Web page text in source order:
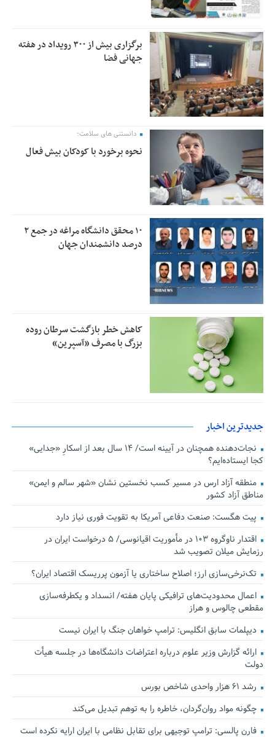
برگزاری بیش از ۳۰۰ رویداد در هفته
جهانی فضا
دانستنی های سلامت؛
نحوه برخورد با کودکان بیش فعال
۱۰ محقق دانشگاه مراغه در جمع ۲
درصد دانشمندان جهان
کاهش خطر بازگشت سرطان روده
بزرگ با مصرف «آسپرین»
جدیدترین اخبار
نجات‌دهنده‌ همچنان در آیینه است/ ۱۴ سال بعد از اسکارِ «جدایی»
کجا ایستاده‌ایم؟
منطقه آزاد ارس در مسیر کسب نخستین نشان «شهر سالم و ایمن»
مناطق آزاد کشور
پیت هگست: صنعت دفاعی آمریکا به تقویت فوری نیاز دارد
اقتدار ناوگروه ۱۰۳ در مأموریت‌ اقیانوسی/ ۵ درخواست ایران در
رزمایش میلان تصویب شد
تک‌نرخی‌سازی ارز؛ اصلاح ساختاری یا آزمون پرریسک اقتصاد ایران؟
اعمال محدودیت‌های ترافیکی پایان هفته/ انسداد و یکطرفه‌سازی
مقطعی چالوس و هراز
دیپلمات سابق انگلیس:‌ ترامپ خواهان جنگ با ایران نیست
ارائه گزارش وزیر علوم درباره اعتراضات دانشگاه‌ها در جلسه هیأت
دولت
رشد ۶۱ هزار واحدی شاخص بورس
چگونه مواد روان‌گردان، خاطره را به توهم تبدیل می‌کند
فارن پالسی: ترامپ توجیهی برای تقابل نظامی با ایران ارایه نکرده است